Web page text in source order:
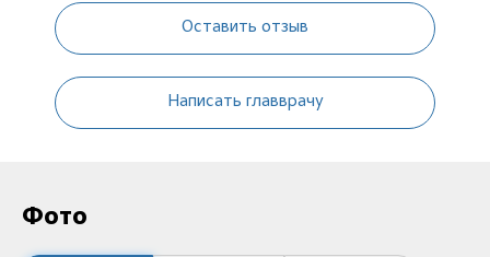
Оставить отзыв
Написать главврачу
Фото